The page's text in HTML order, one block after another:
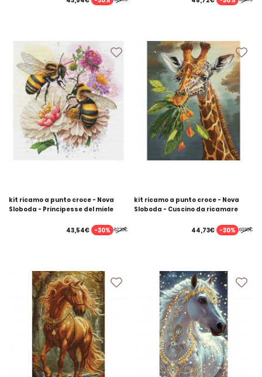
kit ricamo a punto croce - Nova
Sloboda - Principesse del miele
62,20€
43,54€ -30%
kit ricamo a punto croce - Nova
Sloboda - Cuscino da ricamare
63,90€
44,73€ -30%